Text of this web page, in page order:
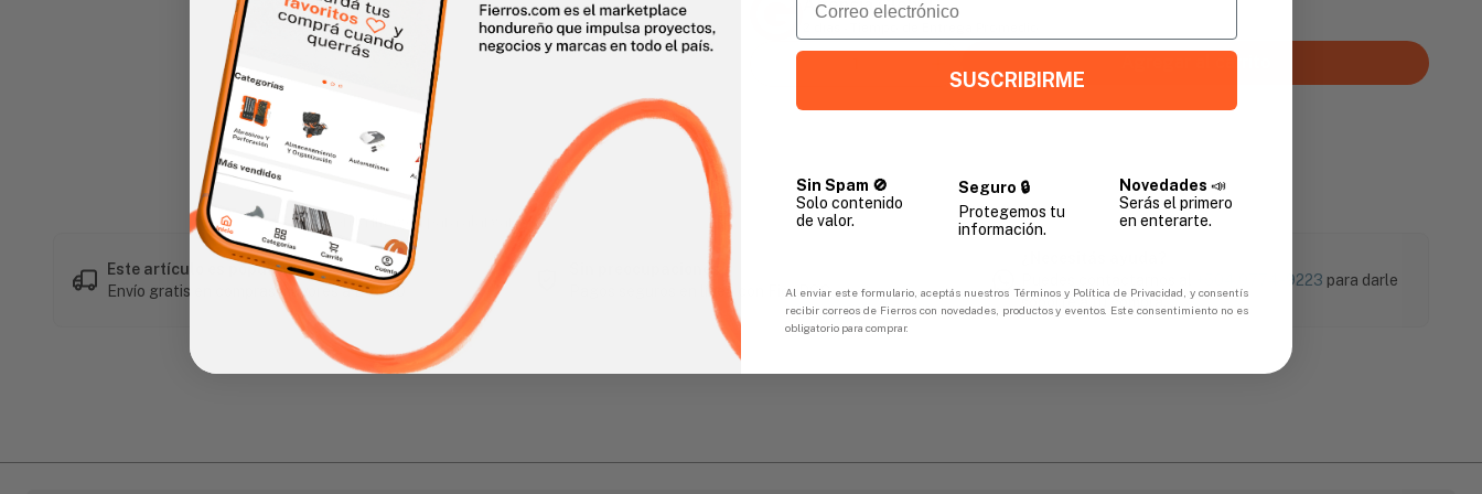
Haz clic en la imagen para alargar
Agencia Global
Agregar al carrito
Este artículo es popular
Envío gratis en compras mayores a L 1,500
Sin preocupaciones
Pagos seguros en línea con FicoPOS
+504 9774-9223 para darle
soporte a tu compra.
SUSCRIBIRME
Sin Spam 🚫
Solo contenido
de valor.
Seguro 🔒
Protegemos tu
información.
Novedades📣
Serás el primero
en enterarte.
Al enviar este formulario, aceptás nuestros Términos y Política de Privacidad, y consentís
recibir correos de Fierros con novedades, productos y eventos. Este consentimiento no es
obligatorio para comprar.